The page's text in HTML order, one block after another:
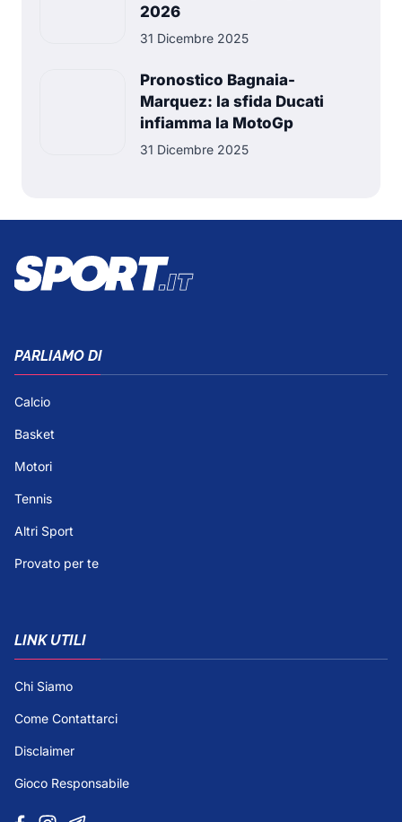
2026
31 Dicembre 2025
Pronostico Bagnaia-
Marquez: la sfida Ducati
infiamma la MotoGp
31 Dicembre 2025
PARLIAMO DI
Calcio
Basket
Motori
Tennis
Altri Sport
Provato per te
LINK UTILI
Chi Siamo
Come Contattarci
Disclaimer
Gioco Responsabile